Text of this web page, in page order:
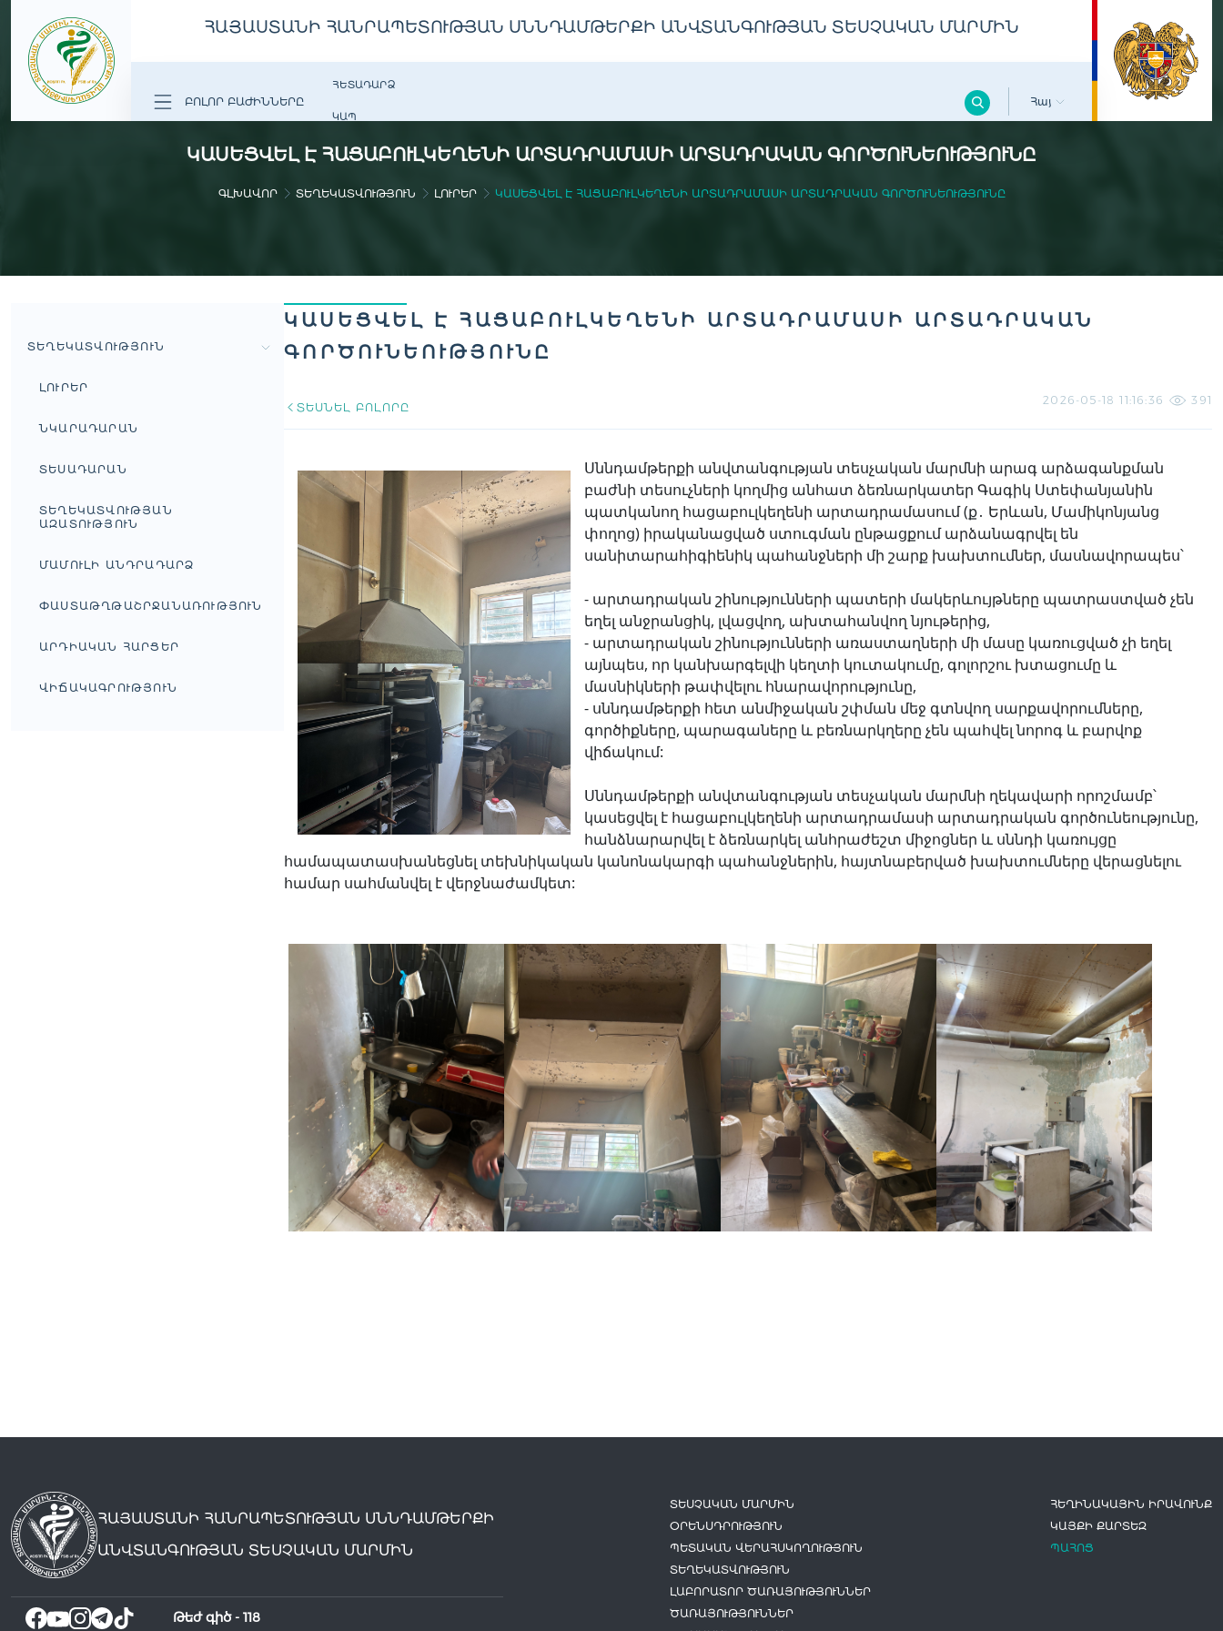
ՀԱՅԱՍՏԱՆԻ ՀԱՆՐԱՊԵՏՈՒԹՅԱՆ ՍՆՆԴԱՄԹԵՐՔԻ ԱՆՎՏԱՆԳՈՒԹՅԱՆ ՏԵՍՉԱԿԱՆ ՄԱՐՄԻՆ
ԲՈԼՈՐ ԲԱԺԻՆՆԵՐԸ
ՀԵՏԱԴԱՐՁ
ԿԱՊ
Հայ
ԿԱՍԵՑՎԵԼ Է ՀԱՑԱԲՈՒԼԿԵՂԵՆԻ ԱՐՏԱԴՐԱՄԱՍԻ ԱՐՏԱԴՐԱԿԱՆ ԳՈՐԾՈՒՆԵՈՒԹՅՈՒՆԸ
ԳԼԽԱՎՈՐ ՏԵՂԵԿԱՏՎՈՒԹՅՈՒՆ ԼՈՒՐԵՐ ԿԱՍԵՑՎԵԼ Է ՀԱՑԱԲՈՒԼԿԵՂԵՆԻ ԱՐՏԱԴՐԱՄԱՍԻ ԱՐՏԱԴՐԱԿԱՆ ԳՈՐԾՈՒՆԵՈՒԹՅՈՒՆԸ
ՏԵՂԵԿԱՏՎՈՒԹՅՈՒՆ
ԼՈՒՐԵՐ
ՆԿԱՐԱԴԱՐԱՆ
ՏԵՍԱԴԱՐԱՆ
ՏԵՂԵԿԱՏՎՈՒԹՅԱՆ
ԱԶԱՏՈՒԹՅՈՒՆ
ՄԱՄՈՒԼԻ ԱՆԴՐԱԴԱՐՁ
ՓԱՍՏԱԹՂԹԱՇՐՋԱՆԱՌՈՒԹՅՈՒՆ
ԱՐԴԻԱԿԱՆ ՀԱՐՑԵՐ
ՎԻՃԱԿԱԳՐՈՒԹՅՈՒՆ
ԿԱՍԵՑՎԵԼ Է ՀԱՑԱԲՈՒԼԿԵՂԵՆԻ ԱՐՏԱԴՐԱՄԱՍԻ ԱՐՏԱԴՐԱԿԱՆ
ԳՈՐԾՈՒՆԵՈՒԹՅՈՒՆԸ
ՏԵՍՆԵԼ ԲՈԼՈՐԸ
2026-05-18 11:16:36 391
Սննդամթերքի անվտանգության տեսչական մարմնի արագ արձագանքման
բաժնի տեսուչների կողմից անհատ ձեռնարկատեր Գագիկ Ստեփանյանին
պատկանող հացաբուլկեղենի արտադրամասում (ք․ Երևան, Մամիկոնյանց
փողոց) իրականացված ստուգման ընթացքում արձանագրվել են
սանիտարահիգիենիկ պահանջների մի շարք խախտումներ, մասնավորապես՝
- արտադրական շինությունների պատերի մակերևույթները պատրաստված չեն
եղել անջրանցիկ, լվացվող, ախտահանվող նյութերից,
- արտադրական շինությունների առաստաղների մի մասը կառուցված չի եղել
այնպես, որ կանխարգելվի կեղտի կուտակումը, գոլորշու խտացումը և
մասնիկների թափվելու հնարավորությունը,
- սննդամթերքի հետ անմիջական շփման մեջ գտնվող սարքավորումները,
գործիքները, պարագաները և բեռնարկղերը չեն պահվել նորոգ և բարվոք
վիճակում:
Սննդամթերքի անվտանգության տեսչական մարմնի ղեկավարի որոշմամբ՝
կասեցվել է հացաբուլկեղենի արտադրամասի արտադրական գործունեությունը,
հանձնարարվել է ձեռնարկել անհրաժեշտ միջոցներ և սննդի կառույցը
համապատասխանեցնել տեխնիկական կանոնակարգի պահանջներին, հայտնաբերված խախտումները վերացնելու
համար սահմանվել է վերջնաժամկետ:
ՀԱՅԱՍՏԱՆԻ ՀԱՆՐԱՊԵՏՈՒԹՅԱՆ ՍՆՆԴԱՄԹԵՐՔԻ
ԱՆՎՏԱՆԳՈՒԹՅԱՆ ՏԵՍՉԱԿԱՆ ՄԱՐՄԻՆ
Թեժ գիծ - 118
ՏԵՍՉԱԿԱՆ ՄԱՐՄԻՆ
ՕՐԵՆՍԴՐՈՒԹՅՈՒՆ
ՊԵՏԱԿԱՆ ՎԵՐԱՀՍԿՈՂՈՒԹՅՈՒՆ
ՏԵՂԵԿԱՏՎՈՒԹՅՈՒՆ
ԼԱԲՈՐԱՏՈՐ ԾԱՌԱՅՈՒԹՅՈՒՆՆԵՐ
ԾԱՌԱՅՈՒԹՅՈՒՆՆԵՐ
ՀԵՂԻՆԱԿԱՅԻՆ ԻՐԱՎՈՒՆՔ
ԿԱՅՔԻ ՔԱՐՏԵԶ
ՊԱՀՈՑ